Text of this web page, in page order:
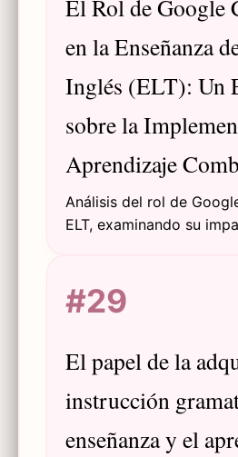
El Rol de Google
en la Enseñanza
Inglés (ELT): Un
sobre la
Aprendizaje
Análisis del rol de
ELT, examinando su
de una educación
en el docente a una
#29
El papel de la
instrucción
enseñanza y el